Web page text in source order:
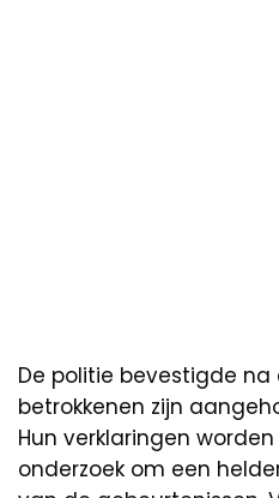
De politie bevestigde
betrokkenen zijn
Hun verklaringen
onderzoek om een